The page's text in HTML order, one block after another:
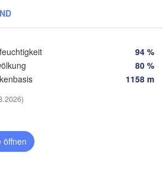
94 %
80 %
1158 m
öffnen
Житомир
Вінниця
(Vinnytsia)